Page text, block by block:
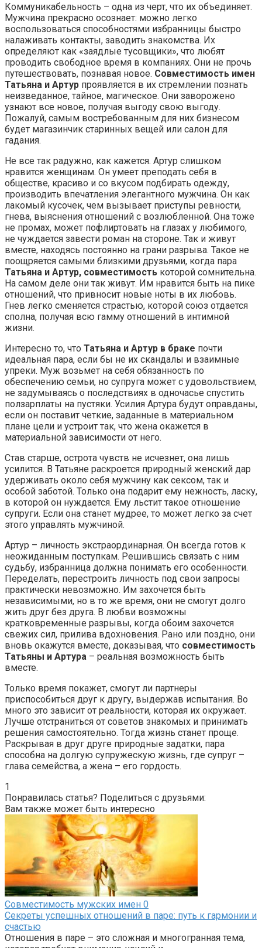
Коммуникабельность – одна из черт, что их объединяет.
Мужчина прекрасно осознает: можно легко
воспользоваться способностями избранницы быстро
налаживать контакты, заводить знакомства. Их
определяют как «заядлые тусовщики», что любят
проводить свободное время в компаниях. Они не прочь
путешествовать, познавая новое. Совместимость имен
Татьяна и Артур проявляется в их стремлении познать
неизведанное, тайное, магическое. Они заворожено
узнают все новое, получая выгоду свою выгоду.
Пожалуй, самым востребованным для них бизнесом
будет магазинчик старинных вещей или салон для
гадания.
Не все так радужно, как кажется. Артур слишком
нравится женщинам. Он умеет преподать себя в
обществе, красиво и со вкусом подбирать одежду,
производить впечатления элегантного мужчина. Он как
лакомый кусочек, чем вызывает приступы ревности,
гнева, выяснения отношений с возлюбленной. Она тоже
не промах, может пофлиртовать на глазах у любимого,
не чуждается завести роман на стороне. Так и живут
вместе, находясь постоянно на грани разрыва. Такое не
поощряется самыми близкими друзьями, когда пара
Татьяна и Артур, совместимость которой сомнительна.
На самом деле они так живут. Им нравится быть на пике
отношений, что привносит новые ноты в их любовь.
Гнев легко сменяется страстью, которой союз отдается
сполна, получая всю гамму отношений в интимной
жизни.
Интересно то, что Татьяна и Артур в браке почти
идеальная пара, если бы не их скандалы и взаимные
упреки. Муж возьмет на себя обязанность по
обеспечению семьи, но супруга может с удовольствием,
не задумываясь о последствиях в одночасье спустить
ползарплаты на пустяки. Усилия Артура будут оправданы,
если он поставит четкие, заданные в материальном
плане цели и устроит так, что жена окажется в
материальной зависимости от него.
Став старше, острота чувств не исчезнет, она лишь
усилится. В Татьяне раскроется природный женский дар
удерживать около себя мужчину как сексом, так и
особой заботой. Только она подарит ему нежность, ласку,
в которой он нуждается. Ему льстит такое отношение
супруги. Если она станет мудрее, то может легко за счет
этого управлять мужчиной.
Артур – личность экстраординарная. Он всегда готов к
неожиданным поступкам. Решившись связать с ним
судьбу, избранница должна понимать его особенности.
Переделать, перестроить личность под свои запросы
практически невозможно. Им захочется быть
независимыми, но в то же время, они не смогут долго
жить друг без друга. В любви возможны
кратковременные разрывы, когда обоим захочется
свежих сил, прилива вдохновения. Рано или поздно, они
вновь окажутся вместе, доказывая, что совместимость
Татьяны и Артура – реальная возможность быть
вместе.
Только время покажет, смогут ли партнеры
приспособиться друг к другу, выдержав испытания. Во
много это зависит от реальности, которая их окружает.
Лучше отстраниться от советов знакомых и принимать
решения самостоятельно. Тогда жизнь станет проще.
Раскрывая в друг друге природные задатки, пара
способна на долгую супружескую жизнь, где супруг –
глава семейства, а жена – его гордость.
1
Понравилась статья? Поделиться с друзьями:
Вам также может быть интересно
Совместимость мужских имен 0
Секреты успешных отношений в паре: путь к гармонии и
счастью
Отношения в паре – это сложная и многогранная тема,